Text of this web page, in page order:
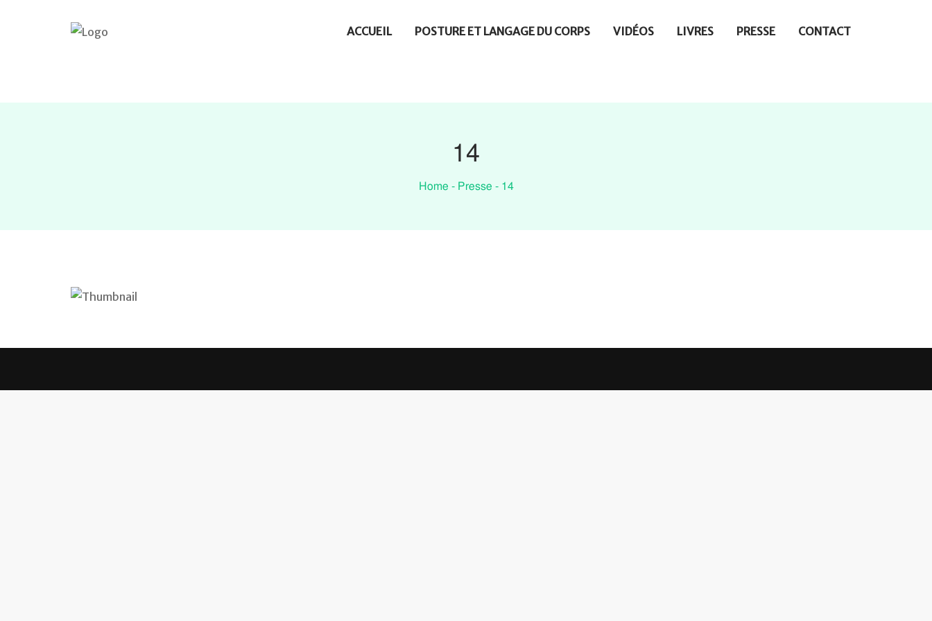
ACCUEIL POSTURE ET LANGAGE DU CORPS VIDÉOS LIVRES PRESSE CONTACT
14
Home - Presse - 14